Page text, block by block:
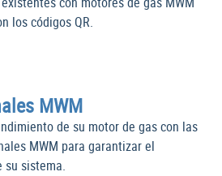
los códigos QR.
MWM
de su motor de gas con las
MWM para garantizar el
su sistema.